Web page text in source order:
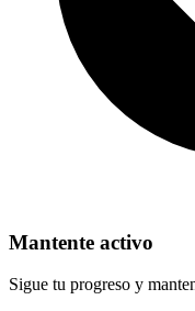
Mantente activo
Sigue tu progreso y